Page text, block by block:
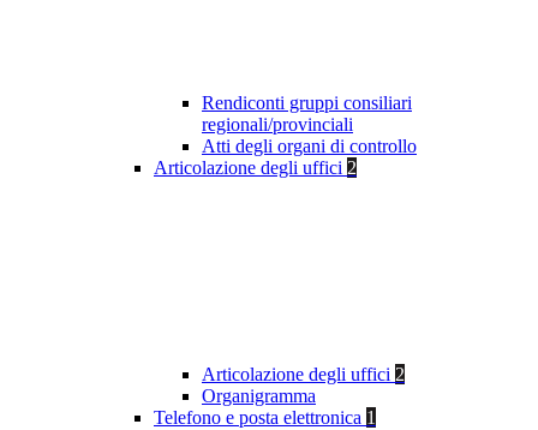
Rendiconti gruppi consiliari
regionali/provinciali
Atti degli organi di controllo
Articolazione degli uffici 2
Articolazione degli uffici 2
Organigramma
Telefono e posta elettronica 1